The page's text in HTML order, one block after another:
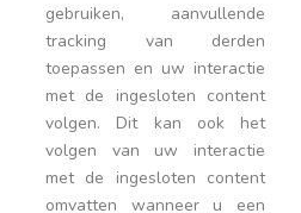
gebruiken, aanvullende
tracking van derden
toepassen en uw interactie
met de ingesloten content
volgen. Dit kan ook het
volgen van uw interactie
met de ingesloten content
omvatten wanneer u een